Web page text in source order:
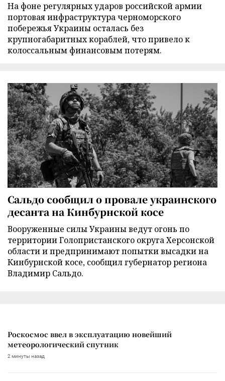
На фоне регулярных ударов российской армии
портовая инфраструктура черноморского
побережья Украины осталась без
крупногабаритных кораблей, что привело к
колоссальным финансовым потерям.
Сальдо сообщил о провале украинского
десанта на Кинбурнской косе
Вооруженные силы Украины ведут огонь по
территории Голопристанского округа Херсонской
области и предпринимают попытки высадки на
Кинбурнской косе, сообщил губернатор региона
Владимир Сальдо.
Роскосмос ввел в эксплуатацию новейший
метеорологический спутник
2 минуты назад